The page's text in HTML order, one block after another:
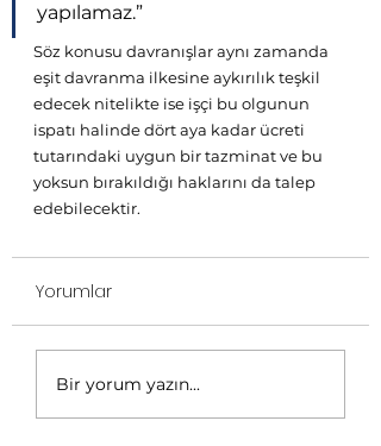
yapılamaz.”
Söz konusu davranışlar aynı zamanda
eşit davranma ilkesine aykırılık teşkil
edecek nitelikte ise işçi bu olgunun
ispatı halinde dört aya kadar ücreti
tutarındaki uygun bir tazminat ve bu
yoksun bırakıldığı haklarını da talep
edebilecektir.
Yorumlar
Bir yorum yazın...